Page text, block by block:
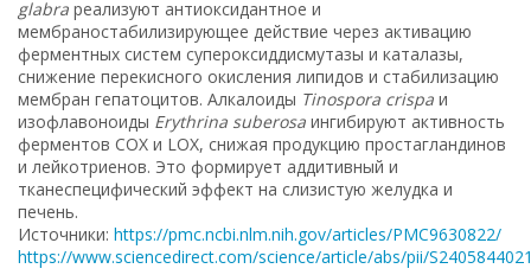
glabra реализуют антиоксидантное и
мембраностабилизирующее действие через активацию
ферментных систем супероксиддисмутазы и каталазы,
снижение перекисного окисления липидов и стабилизацию
мембран гепатоцитов. Алкалоиды Tinospora crispa и
изофлавоноиды Erythrina suberosa ингибируют активность
ферментов COX и LOX, снижая продукцию простагландинов
и лейкотриенов. Это формирует аддитивный и
тканеспецифический эффект на слизистую желудка и
печень.
Источники: https://pmc.ncbi.nlm.nih.gov/articles/PMC9630822/
https://www.sciencedirect.com/science/article/abs/pii/